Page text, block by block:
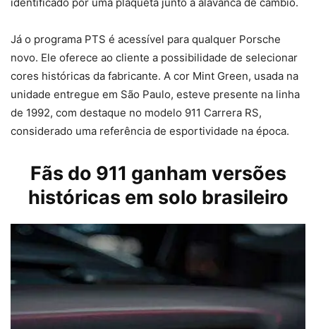
Já o programa PTS é acessível para qualquer Porsche
novo. Ele oferece ao cliente a possibilidade de selecionar
cores históricas da fabricante. A cor Mint Green, usada na
unidade entregue em São Paulo, esteve presente na linha
de 1992, com destaque no modelo 911 Carrera RS,
considerado uma referência de esportividade na época.
Fãs do 911 ganham versões
históricas em solo brasileiro